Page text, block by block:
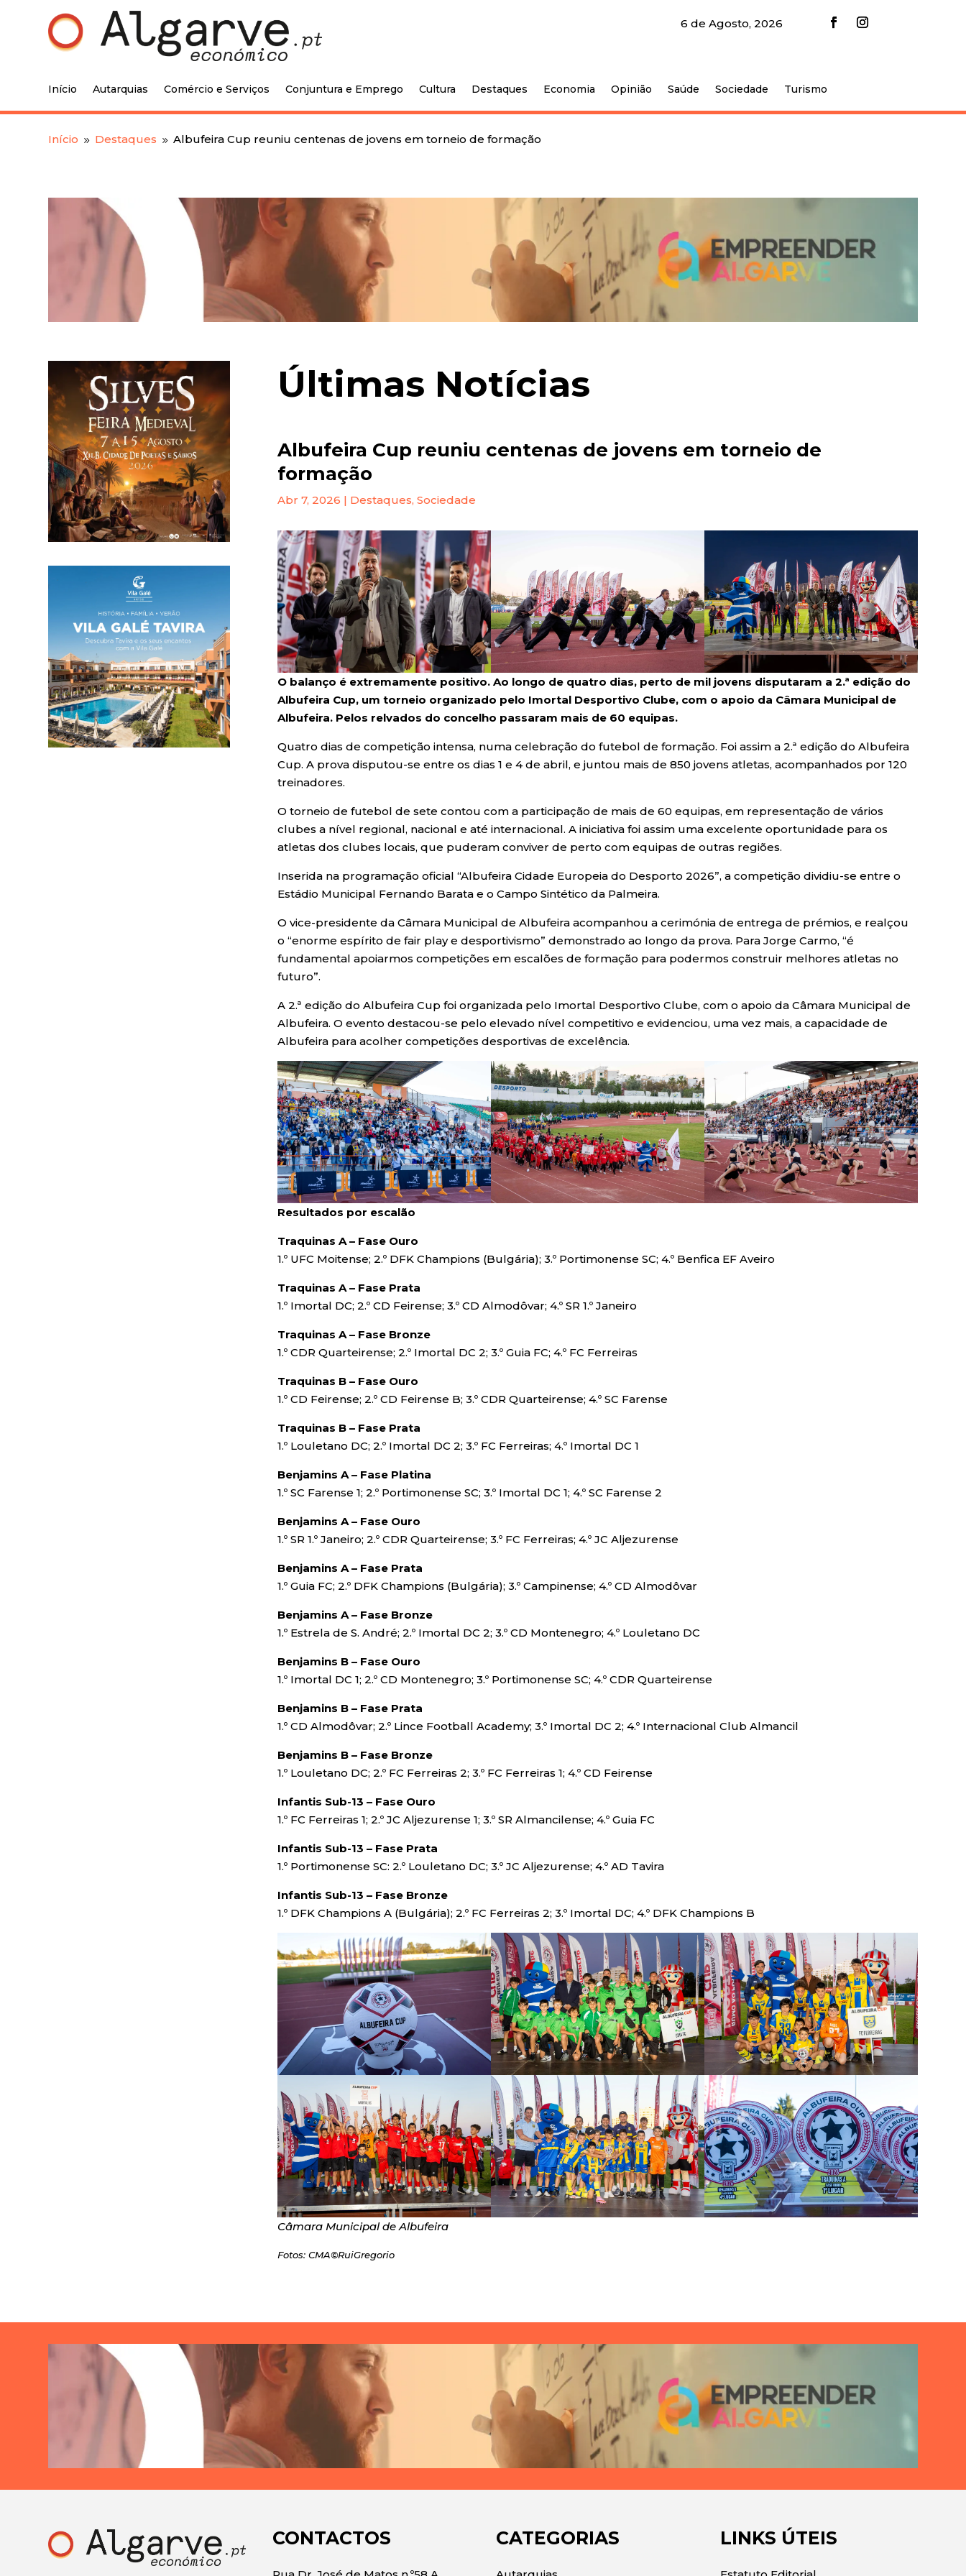
6 de Agosto, 2026
Início Autarquias Comércio e Serviços Conjuntura e Emprego Cultura Destaques Economia Opinião Saúde Sociedade Turismo
Início 9 Destaques 9 Albufeira Cup reuniu centenas de jovens em torneio de formação
Últimas Notícias
Albufeira Cup reuniu centenas de jovens em torneio de
formação
Abr 7, 2026 | Destaques,Sociedade
O balanço é extremamente positivo. Ao longo de quatro dias, perto de mil jovens disputaram a 2.ª edição do
Albufeira Cup, um torneio organizado pelo Imortal Desportivo Clube, com o apoio da Câmara Municipal de
Albufeira. Pelos relvados do concelho passaram mais de 60 equipas.
Quatro dias de competição intensa, numa celebração do futebol de formação. Foi assim a 2.ª edição do Albufeira
Cup. A prova disputou-se entre os dias 1 e 4 de abril, e juntou mais de 850 jovens atletas, acompanhados por 120
treinadores.
O torneio de futebol de sete contou com a participação de mais de 60 equipas, em representação de vários
clubes a nível regional, nacional e até internacional. A iniciativa foi assim uma excelente oportunidade para os
atletas dos clubes locais, que puderam conviver de perto com equipas de outras regiões.
Inserida na programação oficial “Albufeira Cidade Europeia do Desporto 2026”, a competição dividiu-se entre o
Estádio Municipal Fernando Barata e o Campo Sintético da Palmeira.
O vice-presidente da Câmara Municipal de Albufeira acompanhou a cerimónia de entrega de prémios, e realçou
o “enorme espírito de fair play e desportivismo” demonstrado ao longo da prova. Para Jorge Carmo, “é
fundamental apoiarmos competições em escalões de formação para podermos construir melhores atletas no
futuro”.
A 2.ª edição do Albufeira Cup foi organizada pelo Imortal Desportivo Clube, com o apoio da Câmara Municipal de
Albufeira. O evento destacou-se pelo elevado nível competitivo e evidenciou, uma vez mais, a capacidade de
Albufeira para acolher competições desportivas de excelência.
Resultados por escalão
Traquinas A – Fase Ouro
1.º UFC Moitense; 2.º DFK Champions (Bulgária); 3.º Portimonense SC; 4.º Benfica EF Aveiro
Traquinas A – Fase Prata
1.º Imortal DC; 2.º CD Feirense; 3.º CD Almodôvar; 4.º SR 1.º Janeiro
Traquinas A – Fase Bronze
1.º CDR Quarteirense; 2.º Imortal DC 2; 3.º Guia FC; 4.º FC Ferreiras
Traquinas B – Fase Ouro
1.º CD Feirense; 2.º CD Feirense B; 3.º CDR Quarteirense; 4.º SC Farense
Traquinas B – Fase Prata
1.º Louletano DC; 2.º Imortal DC 2; 3.º FC Ferreiras; 4.º Imortal DC 1
Benjamins A – Fase Platina
1.º SC Farense 1; 2.º Portimonense SC; 3.º Imortal DC 1; 4.º SC Farense 2
Benjamins A – Fase Ouro
1.º SR 1.º Janeiro; 2.º CDR Quarteirense; 3.º FC Ferreiras; 4.º JC Aljezurense
Benjamins A – Fase Prata
1.º Guia FC; 2.º DFK Champions (Bulgária); 3.º Campinense; 4.º CD Almodôvar
Benjamins A – Fase Bronze
1.º Estrela de S. André; 2.º Imortal DC 2; 3.º CD Montenegro; 4.º Louletano DC
Benjamins B – Fase Ouro
1.º Imortal DC 1; 2.º CD Montenegro; 3.º Portimonense SC; 4.º CDR Quarteirense
Benjamins B – Fase Prata
1.º CD Almodôvar; 2.º Lince Football Academy; 3.º Imortal DC 2; 4.º Internacional Club Almancil
Benjamins B – Fase Bronze
1.º Louletano DC; 2.º FC Ferreiras 2; 3.º FC Ferreiras 1; 4.º CD Feirense
Infantis Sub-13 – Fase Ouro
1.º FC Ferreiras 1; 2.º JC Aljezurense 1; 3.º SR Almancilense; 4.º Guia FC
Infantis Sub-13 – Fase Prata
1.º Portimonense SC: 2.º Louletano DC; 3.º JC Aljezurense; 4.º AD Tavira
Infantis Sub-13 – Fase Bronze
1.º DFK Champions A (Bulgária); 2.º FC Ferreiras 2; 3.º Imortal DC; 4.º DFK Champions B
Câmara Municipal de Albufeira
Fotos: CMA©RuiGregorio
CONTACTOS CATEGORIAS LINKS ÚTEIS